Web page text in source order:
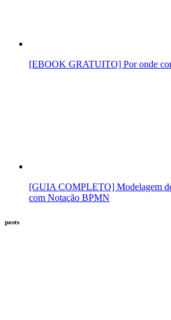
[EBOOK GRATUITO] Por onde
[GUIA COMPLETO] Modelagem
com Notação BPMN
posts